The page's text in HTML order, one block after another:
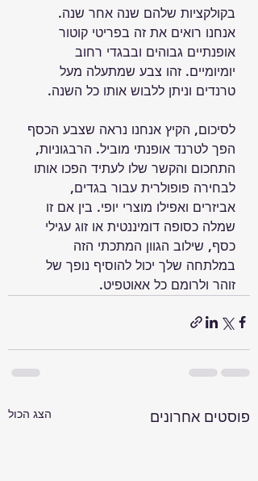
בקולקציות שלהם שנה אחר שנה.
אנחנו רואים את זה בפריטי קוטור
אופנתיים גבוהים ובבגדי רחוב
יומיומיים. זהו צבע שמתעלה מעל
טרנדים וניתן ללבוש אותו כל השנה.
לסיכום, הקיץ אנחנו נראה שצבע הכסף
הפך לטרנד אופנתי מוביל. הרבגוניות,
התחכום והקשר שלו לעתיד הפכו אותו
לבחירה פופולרית עבור בגדים,
אביזרים ואפילו מוצרי יופי. בין אם זו
שמלה כסופה דומיננטית או זוג עגילי
כסף, שילוב הגוון המתכתי הזה
במלתחה שלך יכול להוסיף נופך של
זוהר ולרומם כל אאוטפיט.
פוסטים אחרונים הצג הכול